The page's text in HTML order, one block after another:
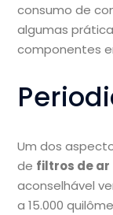
consumo de
algumas
componentes
Um dos
de filtros de ar
aconselhável
a 15.000